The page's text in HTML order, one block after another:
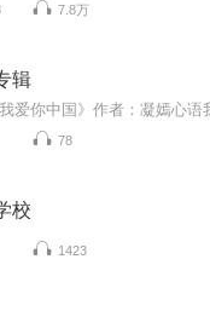
7.8万
辑
78
校
1423